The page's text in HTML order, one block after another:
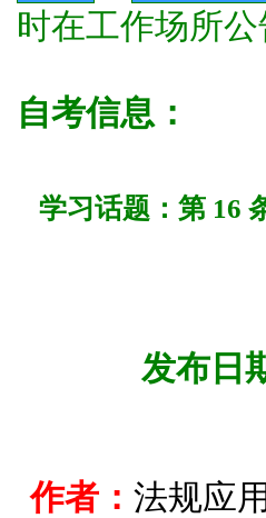
时在工作场所
自考信息：
学习话题：第 16
发布日
作者： 法规应